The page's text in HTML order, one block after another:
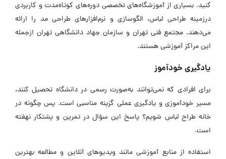
کنید. بسیاری از آموزشگاه‌های تخصصی دوره‌های کوتاه‌مدت و کاربردی
درزمینه طراحی لباس، الگو‌سازی و نرم‌افزارهای طراحی مد را ارائه
می‌دهند. مجتمع فنی تهران و سازمان جهاد دانشگاهی تهران ازجمله
این مراکز آموزشی هستند.
یادگیری خودآموز
برای افرادی که نمی‌توانند به‌صورت رسمی در دانشگاه تحصیل کنند،
مسیر خودآموزی و یادگیری عملی گزینه مناسبی است. پس چگونه در
خانه طراح لباس شویم؟ پاسخ این سؤال در تمرین و پشتکار نهفته
است.
استفاده از منابع آموزشی مانند ویدیوهای آنلاین و مطالعه بهترین